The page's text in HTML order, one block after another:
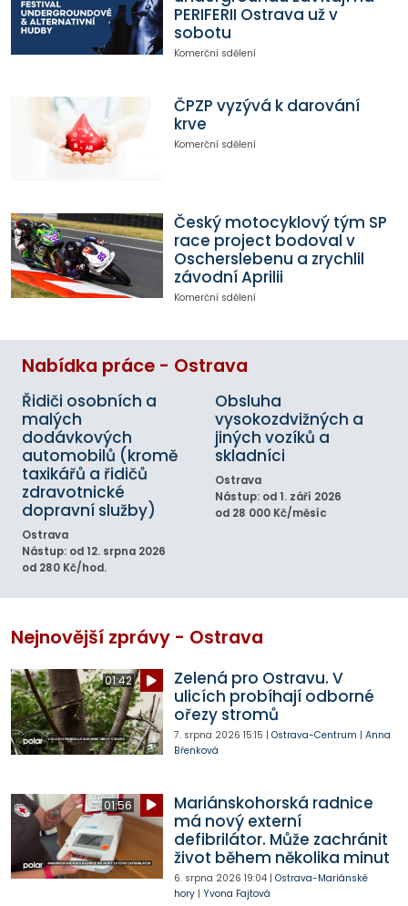
PERIFERII Ostrava už v
sobotu
Komerční sdělení
ČPZP vyzývá k darování
krve
Komerční sdělení
Český motocyklový tým SP
race project bodoval v
Oscherslebenu a zrychlil
závodní Aprilii
Komerční sdělení
Nabídka práce - Ostrava
Řidiči osobních a
malých
dodávkových
automobilů (kromě
taxikářů a řidičů
zdravotnické
dopravní služby)
Ostrava
Nástup: od 12. srpna 2026
od 280 Kč/hod.
Obsluha
vysokozdvižných a
jiných vozíků a
skladníci
Ostrava
Nástup: od 1. září 2026
od 28 000 Kč/měsíc
Nejnovější zprávy - Ostrava
01:42
Zelená pro Ostravu. V
ulicích probíhají odborné
ořezy stromů
7. srpna 2026 15:15 | Ostrava-Centrum | Anna
Břenková
01:56
Mariánskohorská radnice
má nový externí
defibrilátor. Může zachránit
život během několika minut
6. srpna 2026 19:04| Ostrava-Mariánské
hory| Yvona Fajtová